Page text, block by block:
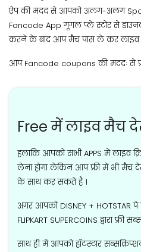
ऐप की मदद से आपको अलग-अलग
Fancode App गूगल प्ले स्टोर से
करने के बाद आप मैच पास ले कर लाइव
आप Fancode coupons की मददः से
Free में लाइव मैच
हलाकि आपको सभी APPS में लाइव
लेना होगा लेकिन आप फ्री में भी मैच
के साथ कर सकते है ।
अगर आपको DISNEY + HOTSTAR
FLIPKART SUPERCOINS द्वारा
साथ ही में आपको हॉटस्टार